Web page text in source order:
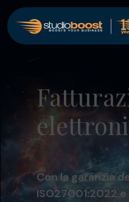
Con la garanzia
ISO27001:2022